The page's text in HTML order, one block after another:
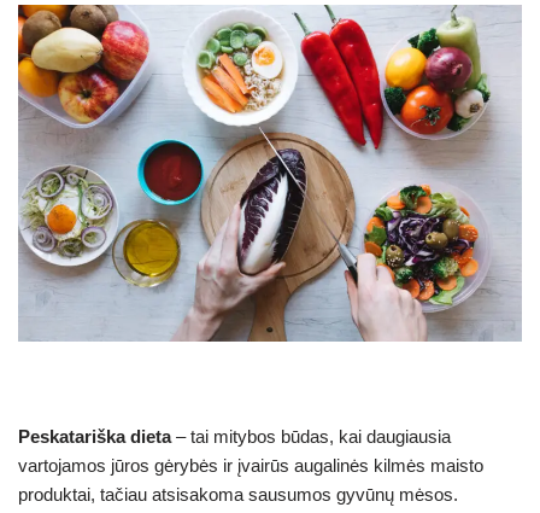
Peskatariška dieta– tai mitybos būdas, kai daugiausia
vartojamos jūros gėrybės ir įvairūs augalinės kilmės maisto
produktai, tačiau atsisakoma sausumos gyvūnų mėsos.